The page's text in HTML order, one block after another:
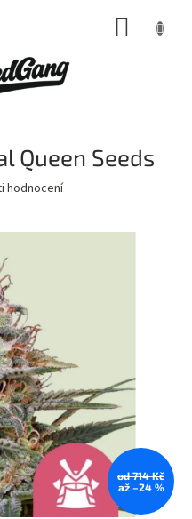
Queen Seeds
hodnocení
od 714 Kč
až –24 %